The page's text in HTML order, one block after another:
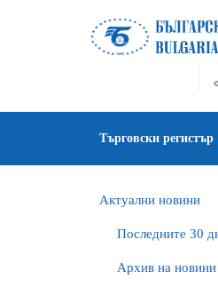
Търговски регистър
Актуални новини
Последните 30
Архив на новини